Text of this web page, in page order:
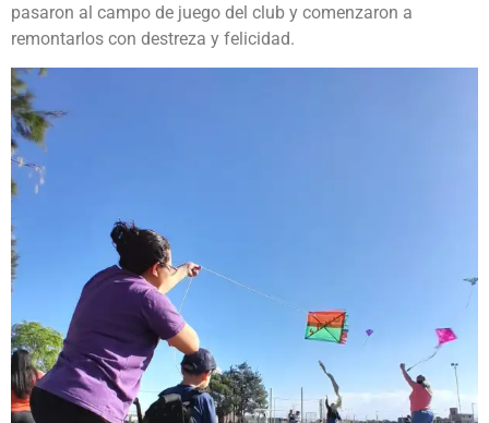
pasaron al campo de juego del club y comenzaron a
remontarlos con destreza y felicidad.